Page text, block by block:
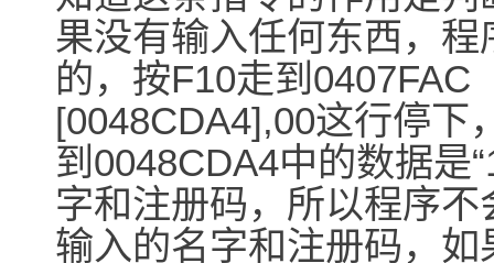
果没有输入任何东西，
的，按F10走到
[0048CDA4],00这行停下
到0048CDA4中的数据是
字和注册码，所以程序
输入的名字和注册码，